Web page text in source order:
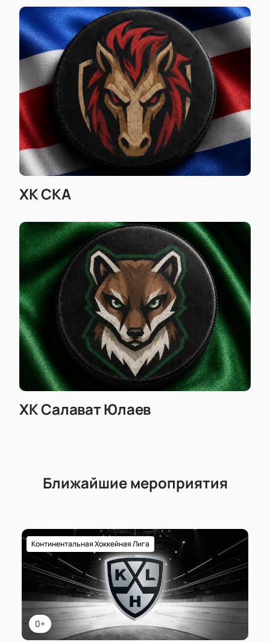
ХК СКА
ХК Салават Юлаев
Ближайшие мероприятия
0+
Континентальная Хоккейная Лига